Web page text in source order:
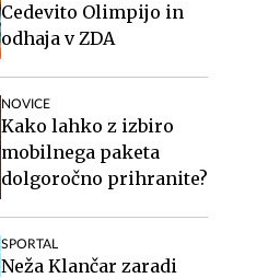
Cedevito Olimpijo in
odhaja v ZDA
NOVICE
Kako lahko z izbiro
mobilnega paketa
dolgoročno prihranite?
SPORTAL
Neža Klančar zaradi